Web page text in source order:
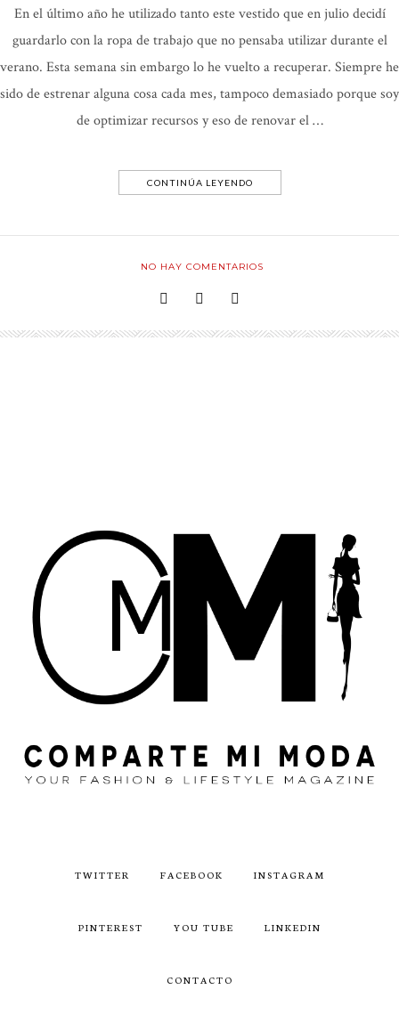
En el último año he utilizado tanto este vestido que en julio decidí
guardarlo con la ropa de trabajo que no pensaba utilizar durante el
verano. Esta semana sin embargo lo he vuelto a recuperar. Siempre he
sido de estrenar alguna cosa cada mes, tampoco demasiado porque soy
de optimizar recursos y eso de renovar el …
CONTINÚA LEYENDO
NO HAY COMENTARIOS
TWITTER FACEBOOK INSTAGRAM
PINTEREST YOU TUBE LINKEDIN
CONTACTO